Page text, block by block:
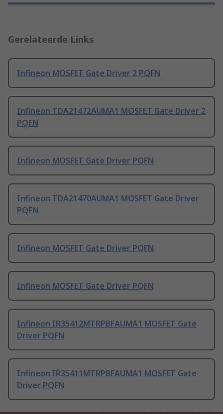
Gerelateerde Links
Infineon MOSFET Gate Driver 2 PQFN
Infineon TDA21472AUMA1 MOSFET Gate Driver 2
PQFN
Infineon MOSFET Gate Driver PQFN
Infineon TDA21470AUMA1 MOSFET Gate Driver
PQFN
Infineon MOSFET Gate Driver PQFN
Infineon MOSFET Gate Driver PQFN
Infineon IR35412MTRPBFAUMA1 MOSFET Gate
Driver PQFN
Infineon IR35411MTRPBFAUMA1 MOSFET Gate
Driver PQFN